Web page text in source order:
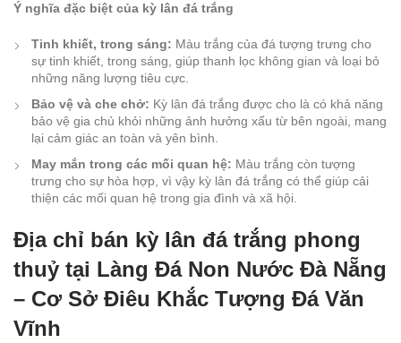
Ý nghĩa đặc biệt của kỳ lân đá trắng
Tinh khiết, trong sáng: Màu trắng của đá tượng trưng cho
sự tinh khiết, trong sáng, giúp thanh lọc không gian và loại bỏ
những năng lượng tiêu cực.
Bảo vệ và che chở: Kỳ lân đá trắng được cho là có khả năng
bảo vệ gia chủ khỏi những ảnh hưởng xấu từ bên ngoài, mang
lại cảm giác an toàn và yên bình.
May mắn trong các mối quan hệ: Màu trắng còn tượng
trưng cho sự hòa hợp, vì vậy kỳ lân đá trắng có thể giúp cải
thiện các mối quan hệ trong gia đình và xã hội.
Địa chỉ bán kỳ lân đá trắng phong
thuỷ tại Làng Đá Non Nước Đà Nẵng
– Cơ Sở Điêu Khắc Tượng Đá Văn
Vĩnh